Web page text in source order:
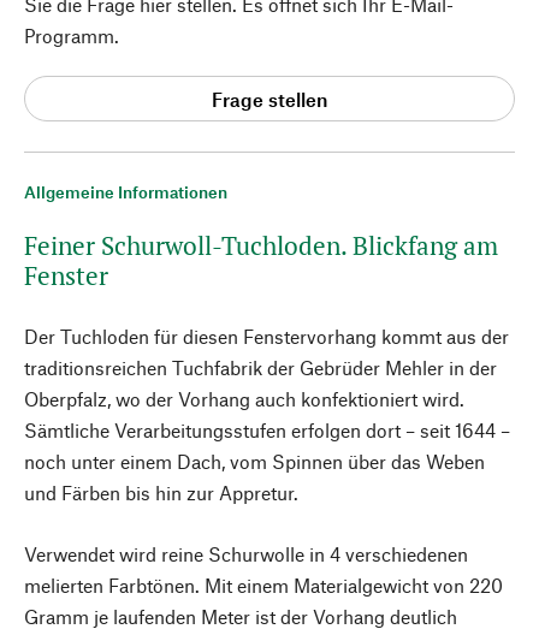
Allgemeine Informationen
Feiner Schurwoll-Tuchloden. Blickfang am
Fenster
Der Tuchloden für diesen Fenstervorhang kommt aus der
traditionsreichen Tuch­fabrik der Ge­brüder Mehler in der
Ober­pfalz, wo der Vorhang auch konfektioniert wird.
Sämtliche Verarbeitungsstufen erfolgen dort – seit 1644 –
noch unter einem Dach, vom Spinnen über das Weben
und Färben bis hin zur Appretur.
Verwendet wird reine Schurwolle in 4 verschiedenen
melierten Farbtönen. Mit einem Materialgewicht von 220
Gramm je laufenden Meter ist der Vorhang deutlich
Programm.
Frage stellen